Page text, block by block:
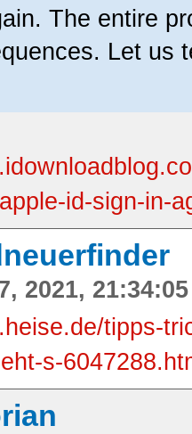
The entire
Let us
id-sign-in-
2021, 21:34:05
tipps-
s-